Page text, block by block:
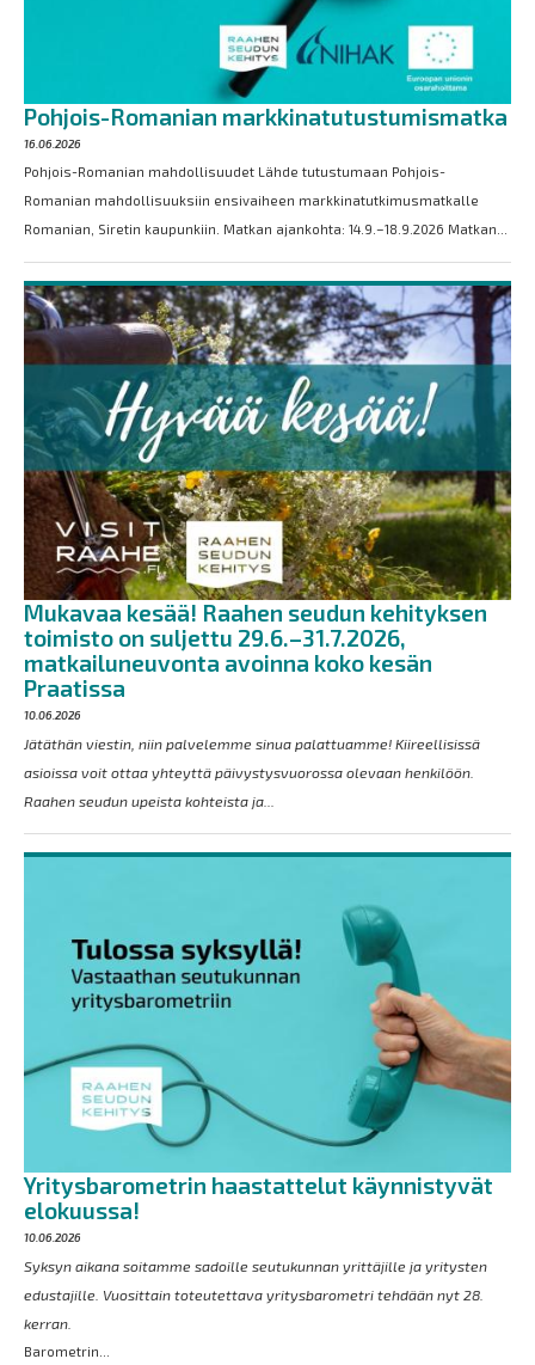
Pohjois-Romanian markkinatutustumismatka
16.06.2026
Pohjois-Romanian mahdollisuudet Lähde tutustumaan Pohjois-
Romanian mahdollisuuksiin ensivaiheen markkinatutkimusmatkalle
Romanian, Siretin kaupunkiin. Matkan ajankohta: 14.9.–18.9.2026 Matkan...
Mukavaa kesää! Raahen seudun kehityksen
toimisto on suljettu 29.6.–31.7.2026,
matkailuneuvonta avoinna koko kesän
Praatissa
10.06.2026
Jätäthän viestin, niin palvelemme sinua palattuamme! Kiireellisissä
asioissa voit ottaa yhteyttä päivystysvuorossa olevaan henkilöön.
Raahen seudun upeista kohteista ja...
Yritysbarometrin haastattelut käynnistyvät
elokuussa!
10.06.2026
Syksyn aikana soitamme sadoille seutukunnan yrittäjille ja yritysten
edustajille. Vuosittain toteutettava yritysbarometri tehdään nyt 28.
kerran.
Barometrin...